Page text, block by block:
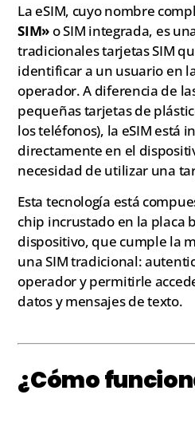
La eSIM, cuyo nombre
SIM» o SIM integrada, es
tradicionales tarjetas SIM
identificar a un usuario en
operador. A diferencia de
pequeñas tarjetas de
los teléfonos), la eSIM está
directamente en el
necesidad de utilizar una
Esta tecnología está
chip incrustado en la placa
dispositivo, que cumple la
una SIM tradicional:
operador y permitirle
datos y mensajes de texto.
¿Cómo